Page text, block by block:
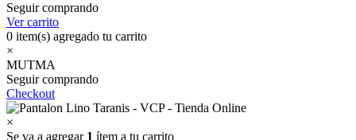
Seguir comprando
Ver carrito
0 item(s) agregado tu carrito
×
MUTMA
Seguir comprando
Checkout
×
Se va a agregar 1 ítem a tu carrito